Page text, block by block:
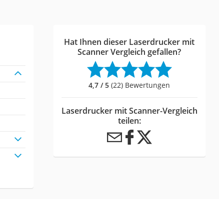
Hat Ihnen dieser Laserdrucker mit
Scanner Vergleich gefallen?
4,7 / 5 (22) Bewertungen
Laserdrucker mit Scanner-Vergleich
teilen: